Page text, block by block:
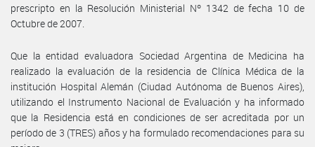
prescripto en la Resolución Ministerial Nº 1342 de fecha 10 de
Octubre de 2007.
Que la entidad evaluadora Sociedad Argentina de Medicina ha
realizado la evaluación de la residencia de Clínica Médica de la
institución Hospital Alemán (Ciudad Autónoma de Buenos Aires),
utilizando el Instrumento Nacional de Evaluación y ha informado
que la Residencia está en condiciones de ser acreditada por un
período de 3 (TRES) años y ha formulado recomendaciones para su